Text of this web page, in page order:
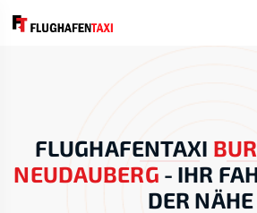
FLUGHAFENTAXI
NEUDAUBERG - IHR
DER NÄHE